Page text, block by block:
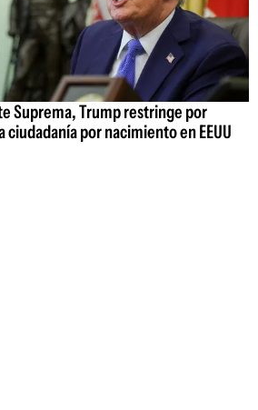
Suprema, Trump restringe por
por nacimiento en EEUU